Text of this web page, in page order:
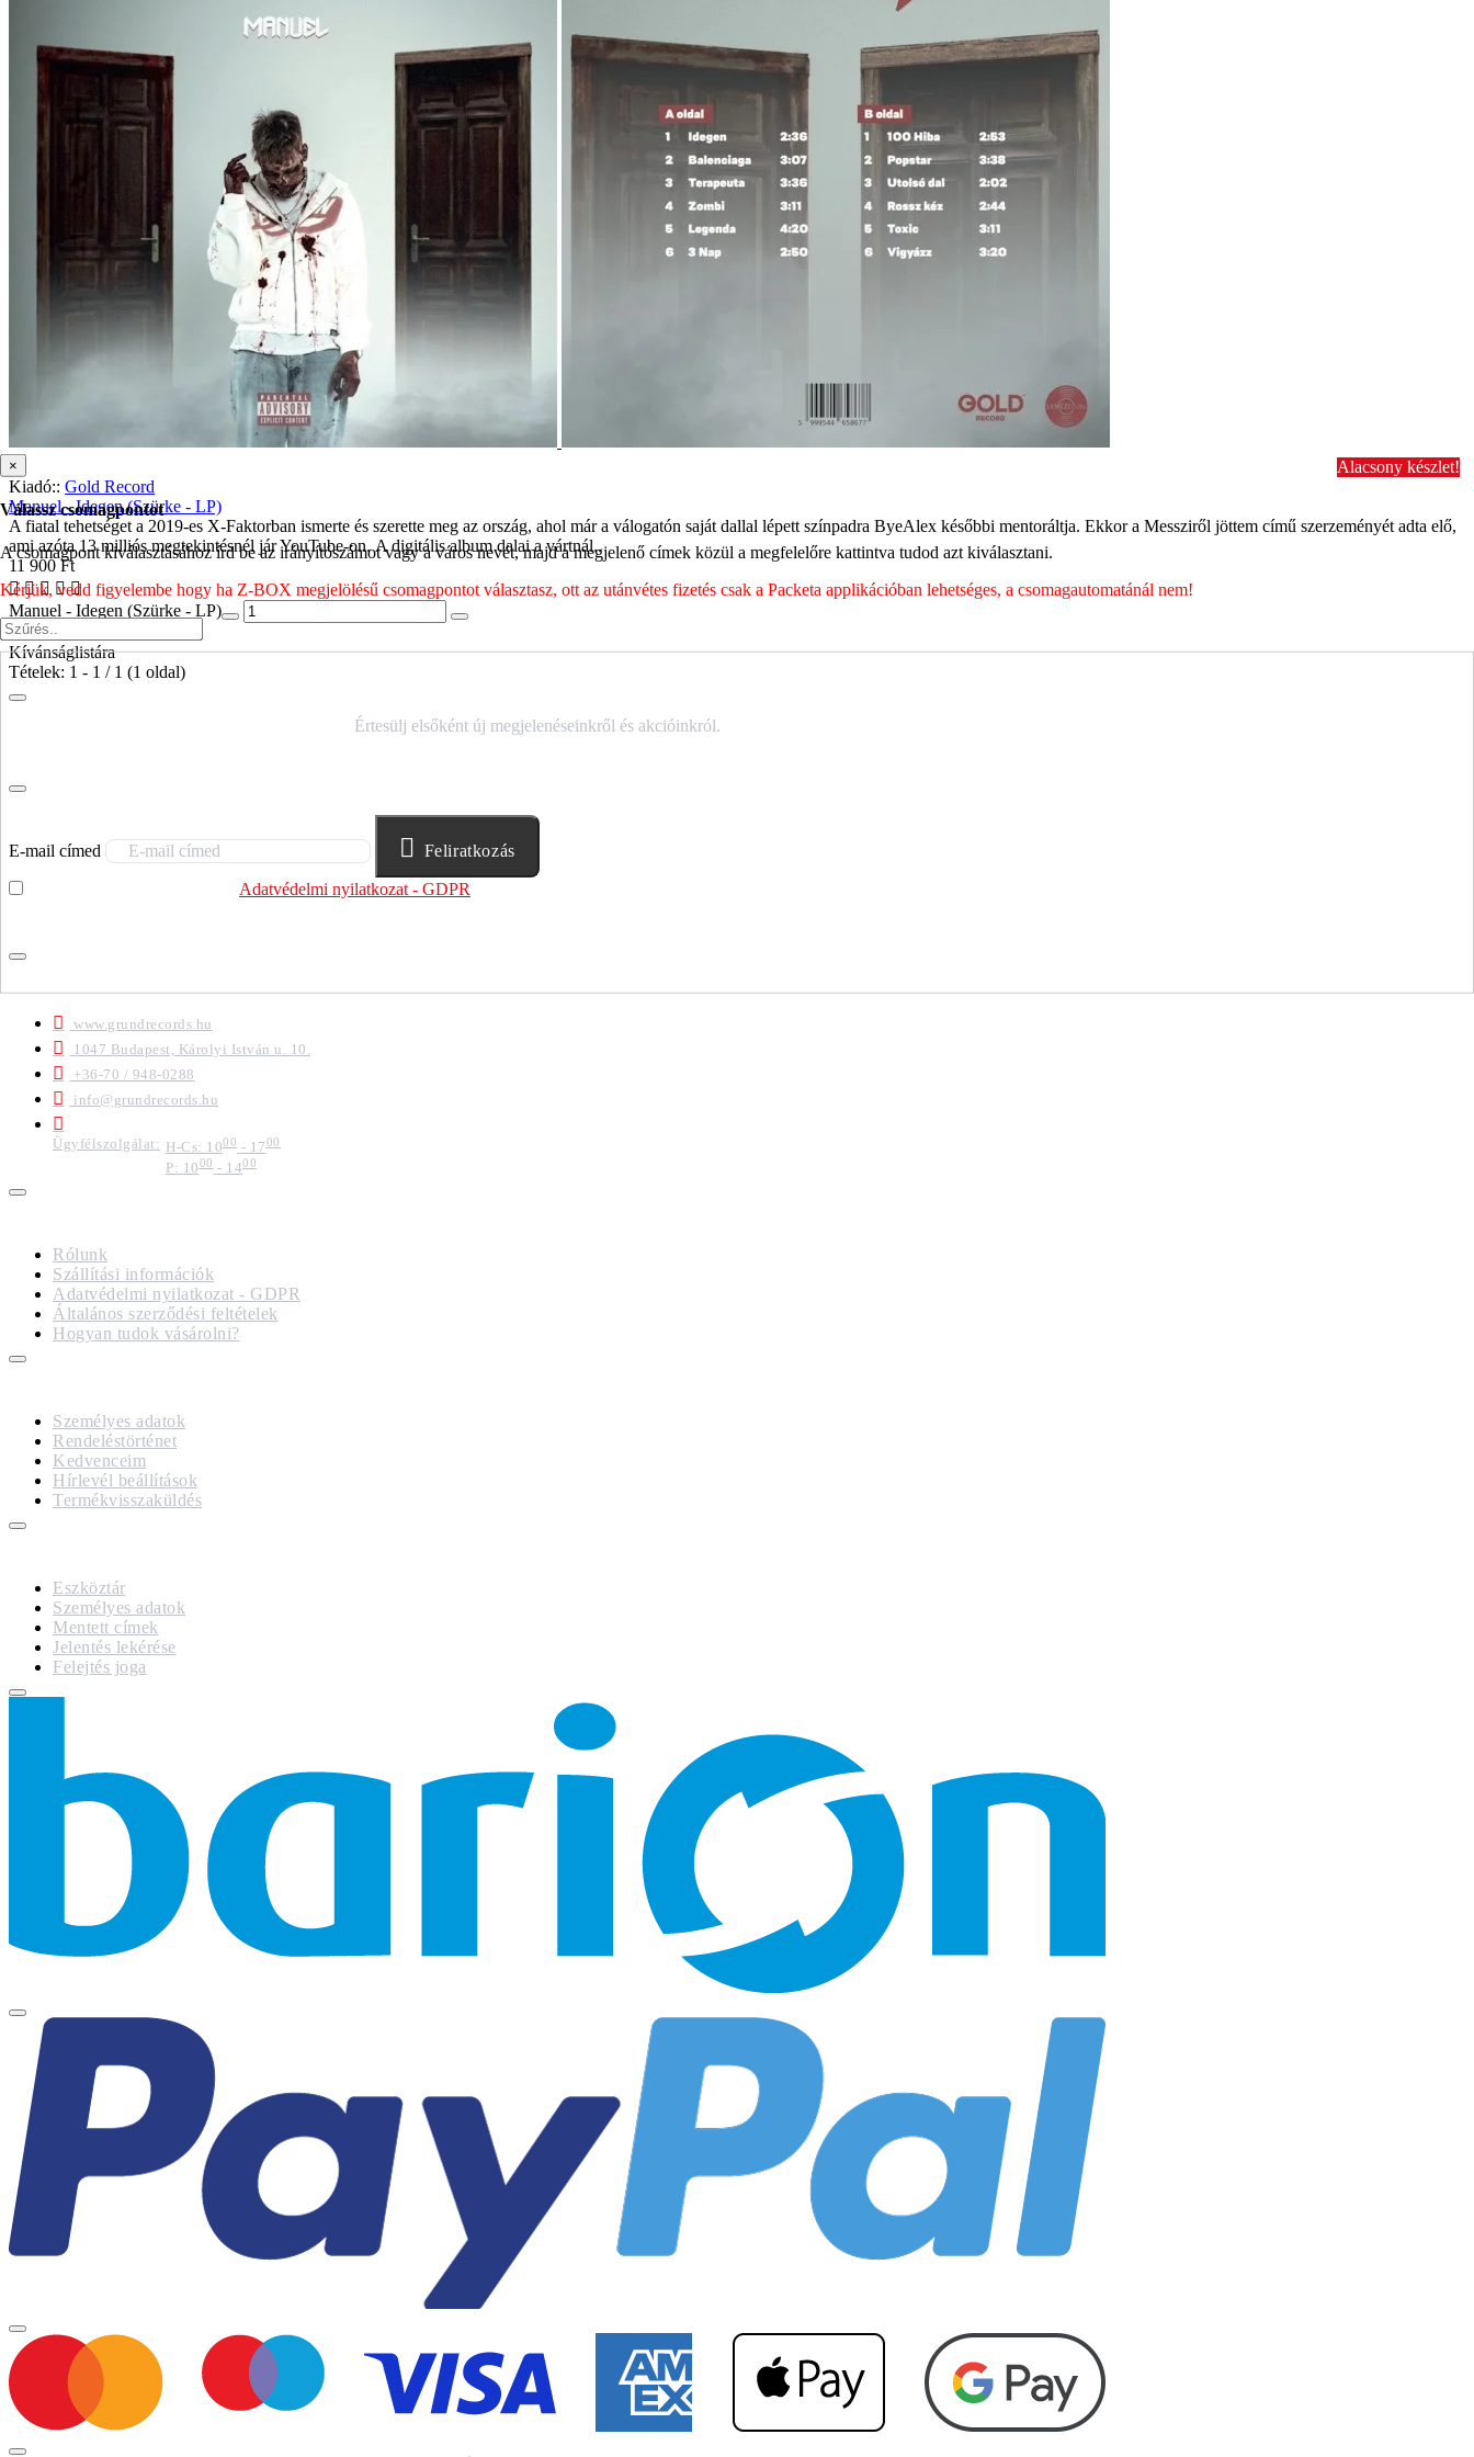
Alacsony készlet!
Kiadó:: Gold Record
Manuel - Idegen (Szürke - LP)
A fiatal tehetséget a 2019-es X-Faktorban ismerte és szerette meg az ország, ahol már a válogatón saját dallal lépett színpadra ByeAlex későbbi mentoráltja. Ekkor a Messziről jöttem című szerzeményét adta elő,
ami azóta 13 milliós megtekintésnél jár YouTube-on. A digitális album dalai a vártnál..
11 900 Ft
Manuel - Idegen (Szürke - LP)
Kosárba
Kívánságlistára
Tételek: 1 - 1 / 1 (1 oldal)
Értesülj elsőként új megjelenéseinkről és akcióinkról.
E-mail címed Feliratkozás
Adatvédelmi nyilatkozat - GDPR
www.grundrecords.hu
1047 Budapest, Károlyi István u. 10.
+36-70 / 948-0288
info@grundrecords.hu
Ügyfélszolgálat: H-Cs: 1000 - 1700
P: 1000- 1400
Rólunk
Szállítási információk
Adatvédelmi nyilatkozat - GDPR
Általános szerződési feltételek
Hogyan tudok vásárolni?
Személyes adatok
Rendeléstörténet
Kedvenceim
Hírlevél beállítások
Termékvisszaküldés
Eszköztár
Személyes adatok
Mentett címek
Jelentés lekérése
Felejtés joga
×
Válassz csomagpontot
A csomagpont kiválasztásához írd be az irányítószámot vagy a város nevét, majd a megjelenő címek közül a megfelelőre kattintva tudod azt kiválasztani.
Kérjük, vedd figyelembe hogy ha Z-BOX megjelölésű csomagpontot választasz, ott az utánvétes fizetés csak a Packeta applikációban lehetséges, a csomagautomatánál nem!